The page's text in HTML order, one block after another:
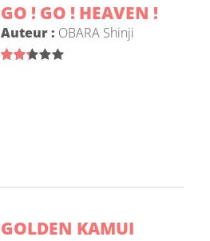
GO ! GO ! HEAVEN !
Auteur : OBARA Shinji
GOLDEN KAMUI